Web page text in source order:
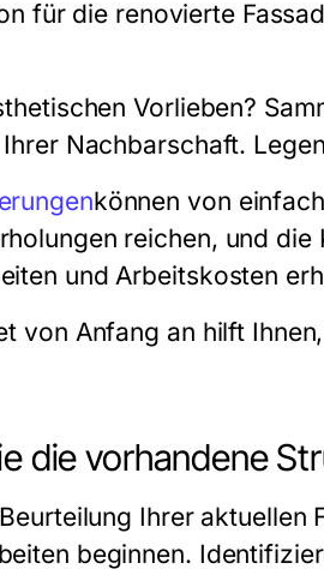
für die renovierte
Vorlieben?
Nachbarschaft.
können von
reichen, und
und Arbeitskosten
von Anfang an hilft
die vorhandene
Ihrer aktuellen
beginnen.